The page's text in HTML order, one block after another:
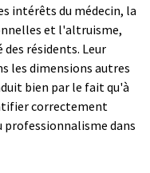
intérêts du médecin, la
et l'altruisme,
résidents. Leur
les dimensions autres
bien par le fait qu'à
correctement
dans